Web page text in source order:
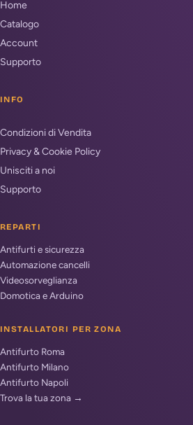
Home
Catalogo
Account
Supporto
INFO
Condizioni di Vendita
Privacy & Cookie Policy
Unisciti a noi
Supporto
REPARTI
Antifurti e sicurezza
Automazione cancelli
Videosorveglianza
Domotica e Arduino
INSTALLATORI PER ZONA
Antifurto Roma
Antifurto Milano
Antifurto Napoli
Trova la tua zona →